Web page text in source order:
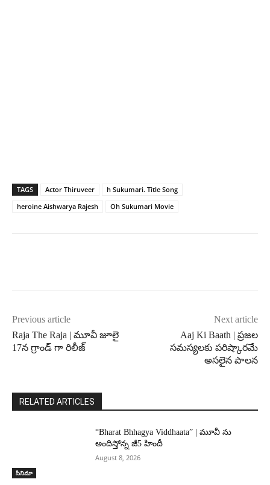
TAGS Actor Thiruveer
h Sukumari. Title Song
heroine Aishwarya Rajesh
Oh Sukumari Movie
Previous article
Raja The Raja | మూవీ జూలై
17న గ్రాండ్ గా రిలీజ్
Next article
Aaj Ki Baath | ప్రజల
సమస్యలకు పరిష్కారమే
అసలైన పాలన
RELATED ARTICLES
సినిమా
“Bharat Bhhagya Viddhaata” | మూవీ ను
అందిస్తోన్న జీ5 హిందీ
August 8, 2026